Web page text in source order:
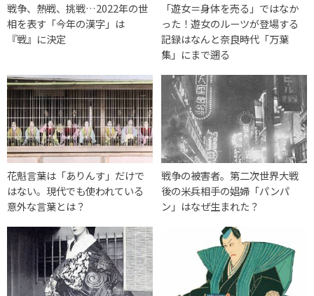
戦争、熱戦、挑戦…2022年の世
相を表す「今年の漢字」は
『戦』に決定
「遊女＝身体を売る」ではなか
った！遊女のルーツが登場する
記録はなんと奈良時代「万葉
集」にまで遡る
花魁言葉は「ありんす」だけで
はない。現代でも使われている
意外な言葉とは？
戦争の被害者。第二次世界大戦
後の米兵相手の娼婦「パンパ
ン」はなぜ生まれた？